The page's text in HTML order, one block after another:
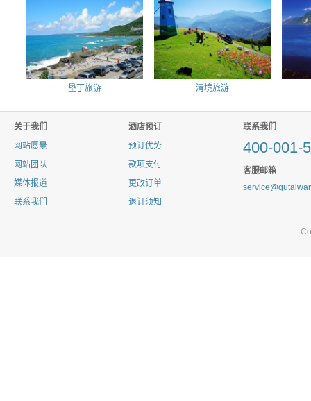
垦丁旅游 清境旅游
关于我们
网站愿景
网站团队
媒体报道
联系我们
酒店预订
预订优势
款项支付
更改订单
退订须知
联系我们
400-001-
客服邮箱